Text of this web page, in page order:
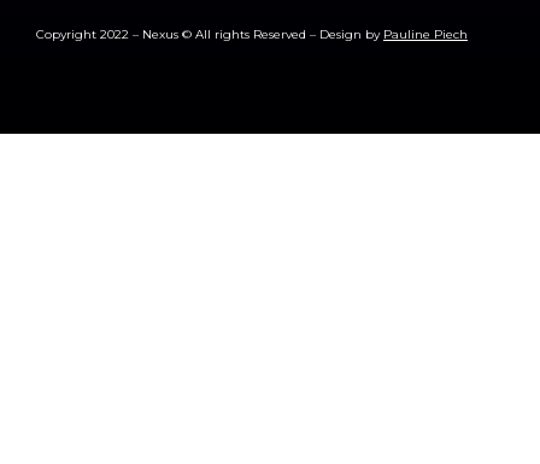
Copyright 2022 – Nexus © All rights Reserved – Design by Pauline Piech